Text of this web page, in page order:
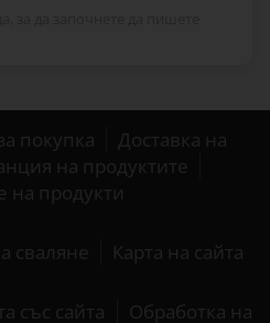
покупка
Доставка на
на продуктите
на продукти
сваляне Карта на сайта
със сайта Обработка на